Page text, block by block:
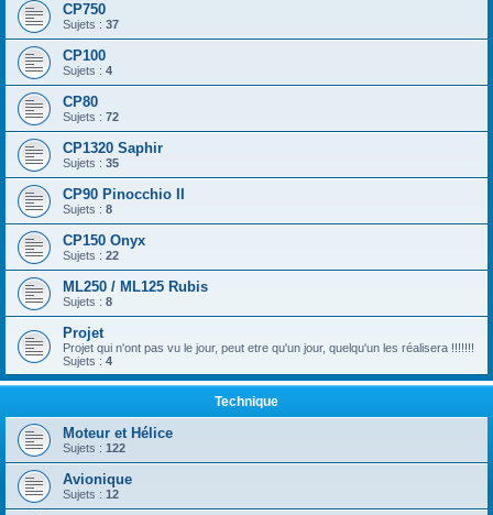
CP750
Sujets : 37
CP100
Sujets : 4
CP80
Sujets : 72
CP1320 Saphir
Sujets : 35
CP90 Pinocchio II
Sujets : 8
CP150 Onyx
Sujets : 22
ML250 / ML125 Rubis
Sujets : 8
Projet
Projet qui n'ont pas vu le jour, peut etre qu'un jour, quelqu'un les réalisera !!!!!!!
Sujets : 4
Technique
Moteur et Hélice
Sujets : 122
Avionique
Sujets : 12